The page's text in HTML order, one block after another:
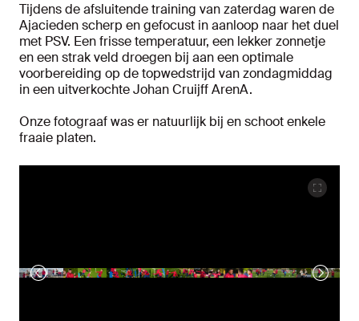
Tijdens de afsluitende training van zaterdag waren de
Ajacieden scherp en gefocust in aanloop naar het duel
met PSV. Een frisse temperatuur, een lekker zonnetje
en een strak veld droegen bij aan een optimale
voorbereiding op de topwedstrijd van zondagmiddag
in een uitverkochte Johan Cruijff ArenA.
Onze fotograaf was er natuurlijk bij en schoot enkele
fraaie platen.